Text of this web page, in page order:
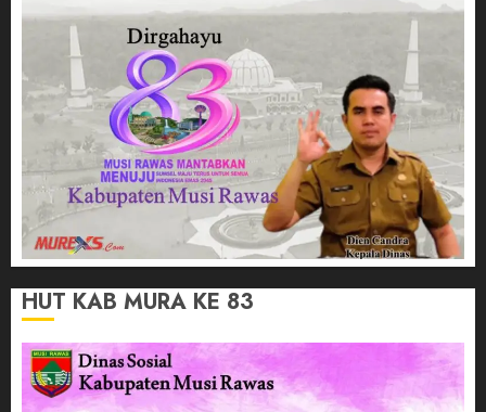
HUT KAB MURA KE 83